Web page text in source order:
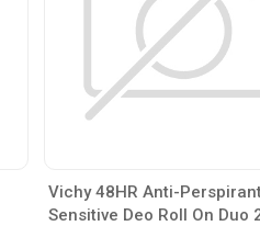
Vichy 48HR Anti-
Sensitive Deo Roll On Duo